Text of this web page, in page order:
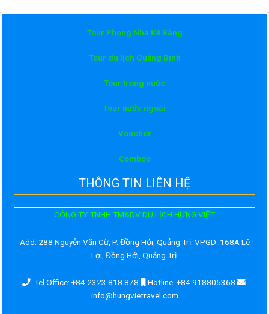
Tour Phong Nha Kẻ Bàng
Tour du lịch Quảng Bình
Tour trong nước
Tour nước ngoài
Voucher
Comboo
THÔNG TIN LIÊN HỆ
CÔNG TY TNHH TM&DV DU LỊCH HƯNG VIỆT
Add: 288 Nguyễn Văn Cừ, P. Đồng Hới, Quảng Trị. VPGD: 168A Lê
Lợi, Đồng Hới, Quảng Trị.
Tel Office: +84 2323 818 878
Hotline: +84 918805368
info@hungvietravel.com